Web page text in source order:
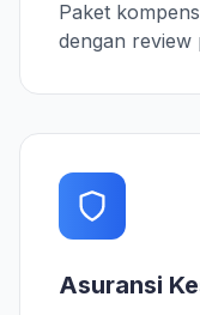
Paket
dengan
Asuransi